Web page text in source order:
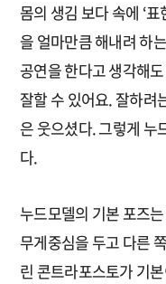
몸의 생김 보다 속에 ‘
을 얼마만큼 해내려 하
공연을 한다고 생각해
잘할 수 있어요. 잘하려
은 웃으셨다. 그렇게 누
다.
누드모델의 기본 포즈
무게중심을 두고 다른
린 콘트라포스토가 기